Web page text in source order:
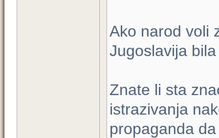
Ako narod voli
Jugoslavija
Znate li sta
istrazivanja
propaganda